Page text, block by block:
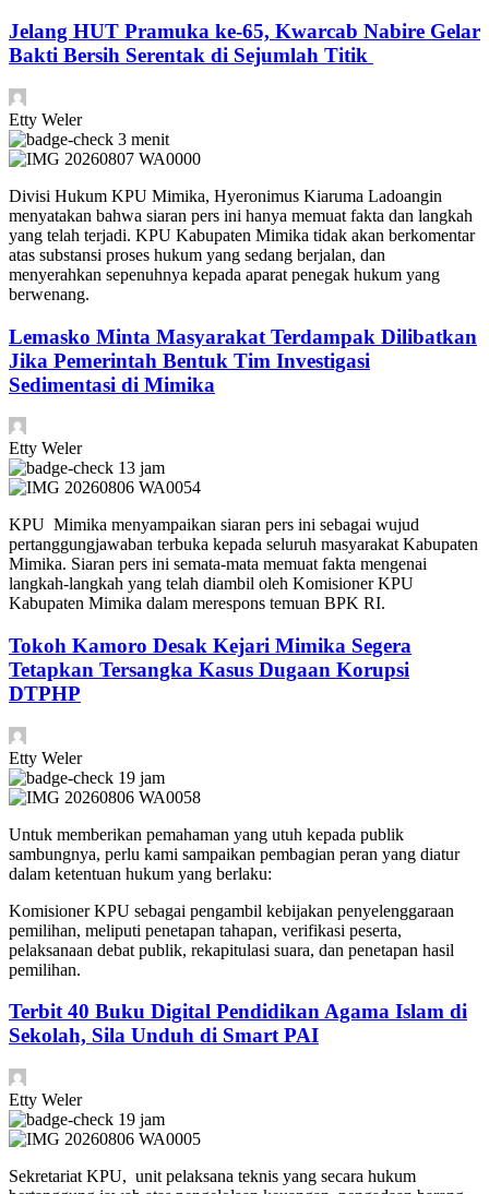
Jelang HUT Pramuka ke-65, Kwarcab Nabire Gelar
Bakti Bersih Serentak di Sejumlah Titik
Etty Weler
3 menit
Divisi Hukum KPU Mimika, Hyeronimus Kiaruma Ladoangin
menyatakan bahwa siaran pers ini hanya memuat fakta dan langkah
yang telah terjadi. KPU Kabupaten Mimika tidak akan berkomentar
atas substansi proses hukum yang sedang berjalan, dan
menyerahkan sepenuhnya kepada aparat penegak hukum yang
berwenang.
Lemasko Minta Masyarakat Terdampak Dilibatkan
Jika Pemerintah Bentuk Tim Investigasi
Sedimentasi di Mimika
Etty Weler
13 jam
KPU Mimika menyampaikan siaran pers ini sebagai wujud
pertanggungjawaban terbuka kepada seluruh masyarakat Kabupaten
Mimika. Siaran pers ini semata-mata memuat fakta mengenai
langkah-langkah yang telah diambil oleh Komisioner KPU
Kabupaten Mimika dalam merespons temuan BPK RI.
Tokoh Kamoro Desak Kejari Mimika Segera
Tetapkan Tersangka Kasus Dugaan Korupsi
DTPHP
Etty Weler
19 jam
Untuk memberikan pemahaman yang utuh kepada publik
sambungnya, perlu kami sampaikan pembagian peran yang diatur
dalam ketentuan hukum yang berlaku:
Komisioner KPU sebagai pengambil kebijakan penyelenggaraan
pemilihan, meliputi penetapan tahapan, verifikasi peserta,
pelaksanaan debat publik, rekapitulasi suara, dan penetapan hasil
pemilihan.
Terbit 40 Buku Digital Pendidikan Agama Islam di
Sekolah, Sila Unduh di Smart PAI
Etty Weler
19 jam
Sekretariat KPU, unit pelaksana teknis yang secara hukum